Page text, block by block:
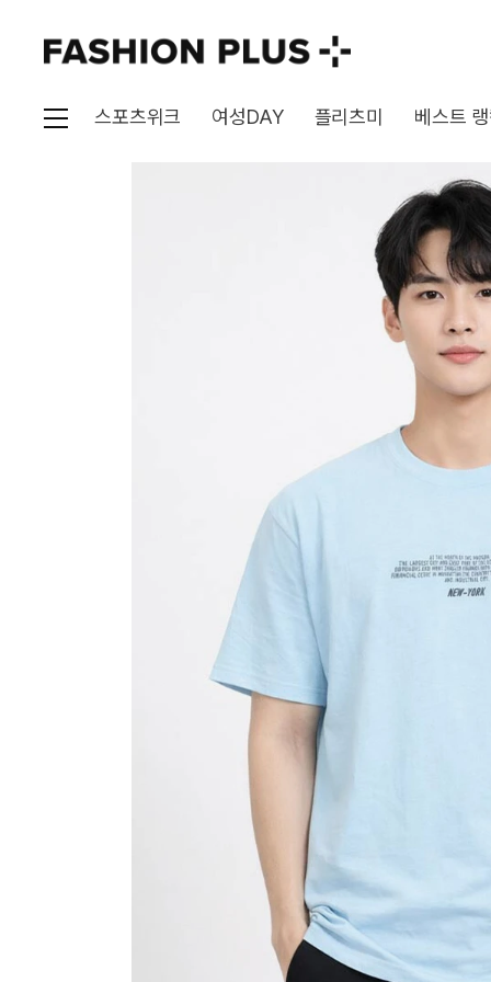
스포츠위크 여성DAY 플리츠미 베스트